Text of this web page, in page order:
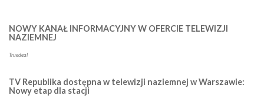
NOWY KANAŁ INFORMACYJNY W OFERCIE TELEWIZJI
NAZIEMNEJ
Truedeal
TV Republika dostępna w telewizji naziemnej w Warszawie:
Nowy etap dla stacji